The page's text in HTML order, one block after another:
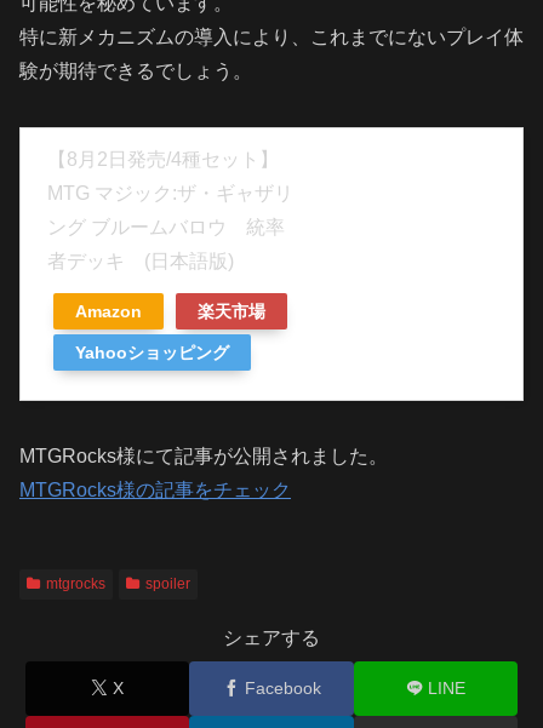
特に新メカニズムの導入により、これまでにないプレイ体
験が期待できるでしょう。
【8月2日発売/4種セット】
MTG マジック:ザ・ギャザリ
ング ブルームバロウ 統率
者デッキ (日本語版)
Amazon 楽天市場
Yahooショッピング
MTGRocks様にて記事が公開されました。
MTGRocks様の記事をチェック
mtgrocks spoiler
シェアする
X Facebook LINE